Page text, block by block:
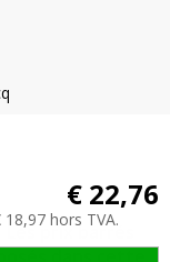
€ 22,76
18,97 hors TVA.
prix barrés
dans cette